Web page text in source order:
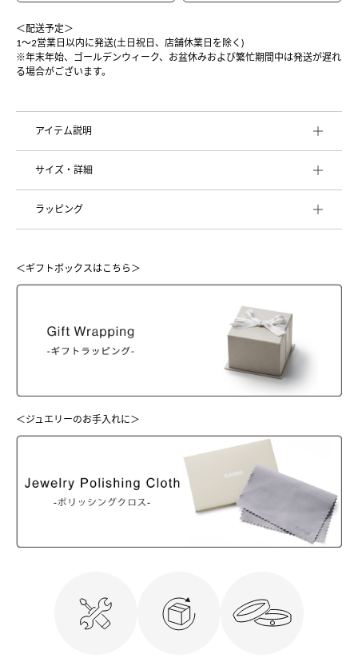
＜配送予定＞
1〜2営業日以内に発送(土日祝日、店舗休業日を除く)
※年末年始、ゴールデンウィーク、お盆休みおよび繁忙期間中は発送が遅れ
る場合がございます。
アイテム説明
サイズ・詳細
ラッピング
＜ギフトボックスはこちら＞
＜ジュエリーのお手入れに＞